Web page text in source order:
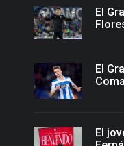
El
El
El